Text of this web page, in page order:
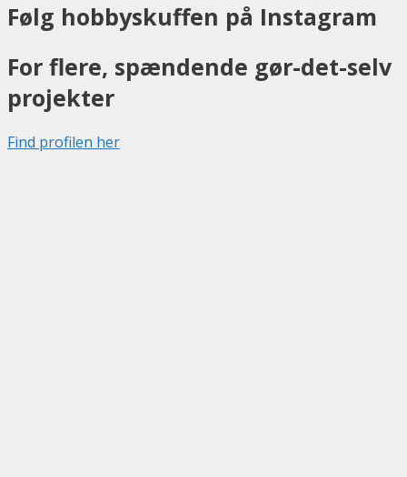
Følg hobbyskuffen på Instagram
For flere, spændende gør-det-selv
projekter
Find profilen her